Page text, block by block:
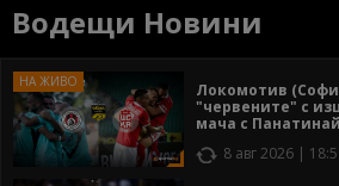
Водещи Новини
Локомотив
"червените" с
мача с
8 авг 2026 |